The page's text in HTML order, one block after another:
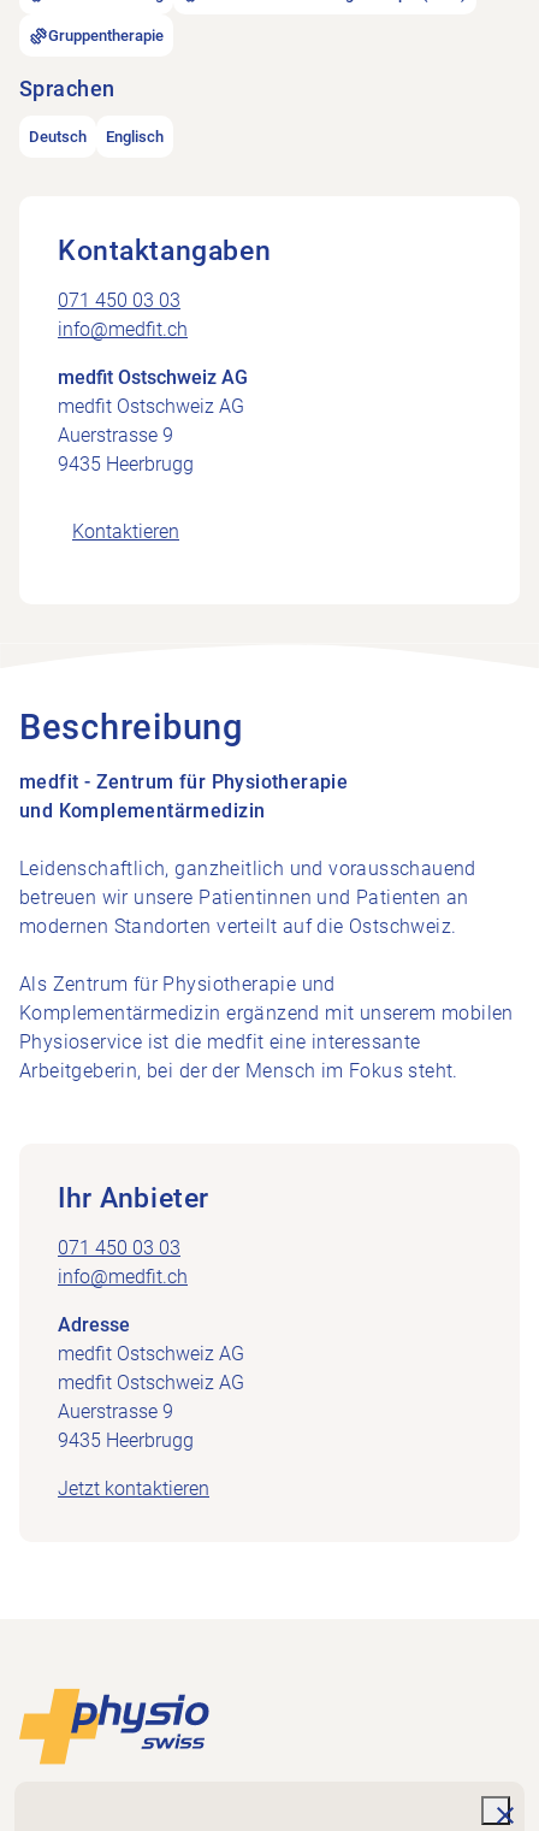
Gruppentherapie
Sprachen
Deutsch Englisch
Kontaktangaben
071 450 03 03
info@medfit.ch
medfit Ostschweiz AG
medfit Ostschweiz AG
Auerstrasse 9
9435 Heerbrugg
Kontaktieren
Beschreibung
medfit - Zentrum für Physiotherapie
und Komplementärmedizin
Leidenschaftlich, ganzheitlich und vorausschauend
betreuen wir unsere Patientinnen und Patienten an
modernen Standorten verteilt auf die Ostschweiz.
Als Zentrum für Physiotherapie und
Komplementärmedizin ergänzend mit unserem mobilen
Physioservice ist die medfit eine interessante
Arbeitgeberin, bei der der Mensch im Fokus steht.
Ihr Anbieter
071 450 03 03
info@medfit.ch
Adresse
medfit Ostschweiz AG
medfit Ostschweiz AG
Auerstrasse 9
9435 Heerbrugg
Jetzt kontaktieren
Footer